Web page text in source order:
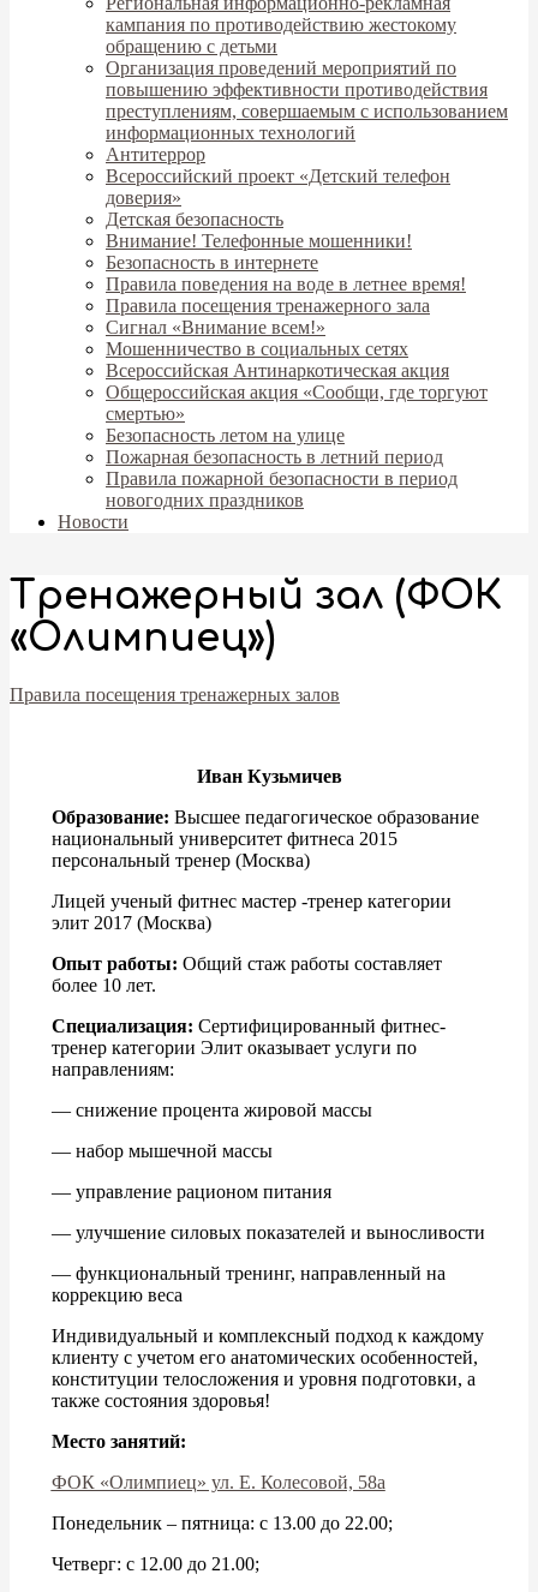
кампания по противодействию жестокому
обращению с детьми
Организация проведений мероприятий по
повышению эффективности противодействия
преступлениям, совершаемым с использованием
информационных технологий
Антитеррор
Всероссийский проект «Детский телефон
доверия»
Детская безопасность
Внимание! Телефонные мошенники!
Безопасность в интернете
Правила поведения на воде в летнее время!
Правила посещения тренажерного зала
Сигнал «Внимание всем!»
Мошенничество в социальных сетях
Всероссийская Антинаркотическая акция
Общероссийская акция «Сообщи, где торгуют
смертью»
Безопасность летом на улице
Пожарная безопасность в летний период
Правила пожарной безопасности в период
новогодних праздников
Новости
Тренажерный зал (ФОК
«Олимпиец»)
Правила посещения тренажерных залов
Иван Кузьмичев
Образование: Высшее педагогическое образование
национальный университет фитнеса 2015
персональный тренер (Москва)
Лицей ученый фитнес мастер -тренер категории
элит 2017 (Москва)
Опыт работы: Общий стаж работы составляет
более 10 лет.
Специализация: Сертифицированный фитнес-
тренер категории Элит оказывает услуги по
направлениям:
— снижение процента жировой массы
— набор мышечной массы
— управление рационом питания
— улучшение силовых показателей и выносливости
— функциональный тренинг, направленный на
коррекцию веса
Индивидуальный и комплексный подход к каждому
клиенту с учетом его анатомических особенностей,
конституции телосложения и уровня подготовки, а
также состояния здоровья!
Место занятий:
ФОК «Олимпиец» ул. Е. Колесовой, 58а
Понедельник – пятница: с 13.00 до 22.00;
Четверг: с 12.00 до 21.00;